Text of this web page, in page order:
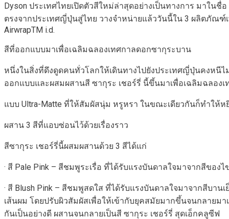
Dyson ประเทศไทยเปิดตัวสีใหม่ล่าสุดอย่างเป็นทางการ มาใน
ตรงจากประเทศญี่ปุ่นสู่ไทย วางจำหน่ายแล้ววันนี้ใน 3 ผลิตภัณฑ์เ
AirwrapTM i.d.
สีที่ออกแบบมาเพื่อเฉลิมฉลองเทศกาลดอกซากุระบาน
หนึ่งในสิ่งที่ดึงดูดคนทั่วโลกให้เดินทางไปยังประเทศญี่ปุ่นคงหนีไ
ออกแบบและผสมผสานสี ซากุระ เชอร์รี่ นี้ขึ้นมาเพื่อเฉลิมฉลอง
แบบ Ultra-Matte ที่ให้สัมผัสนุ่ม หรูหรา ในขณะเดียวกันก็ทำให้
ผสาน 3 สีที่แอบซ่อนไว้ด้วยเรื่องราว
สีซากุระ เชอร์รี่นี้ผสมผสานด้วย 3 สีได้แก่
· สี Pale Pink – สีชมพูระเรื่อ ที่ได้รับแรงบันดาลใจมาจากสีขอ
· สี Blush Pink – สีชมพูสดใส ที่ได้รับแรงบันดาลใจมาจากสีบา
เส้นผม โดยปรับผิวสัมผัสเพื่อให้เข้ากับยุคสมัยมากขึ้นจนกลายมา
กันเป็นอย่างดี ผสานจนกลายเป็นสี ซากุระ เชอร์รี่ สุดเอ็กคลูซีฟ